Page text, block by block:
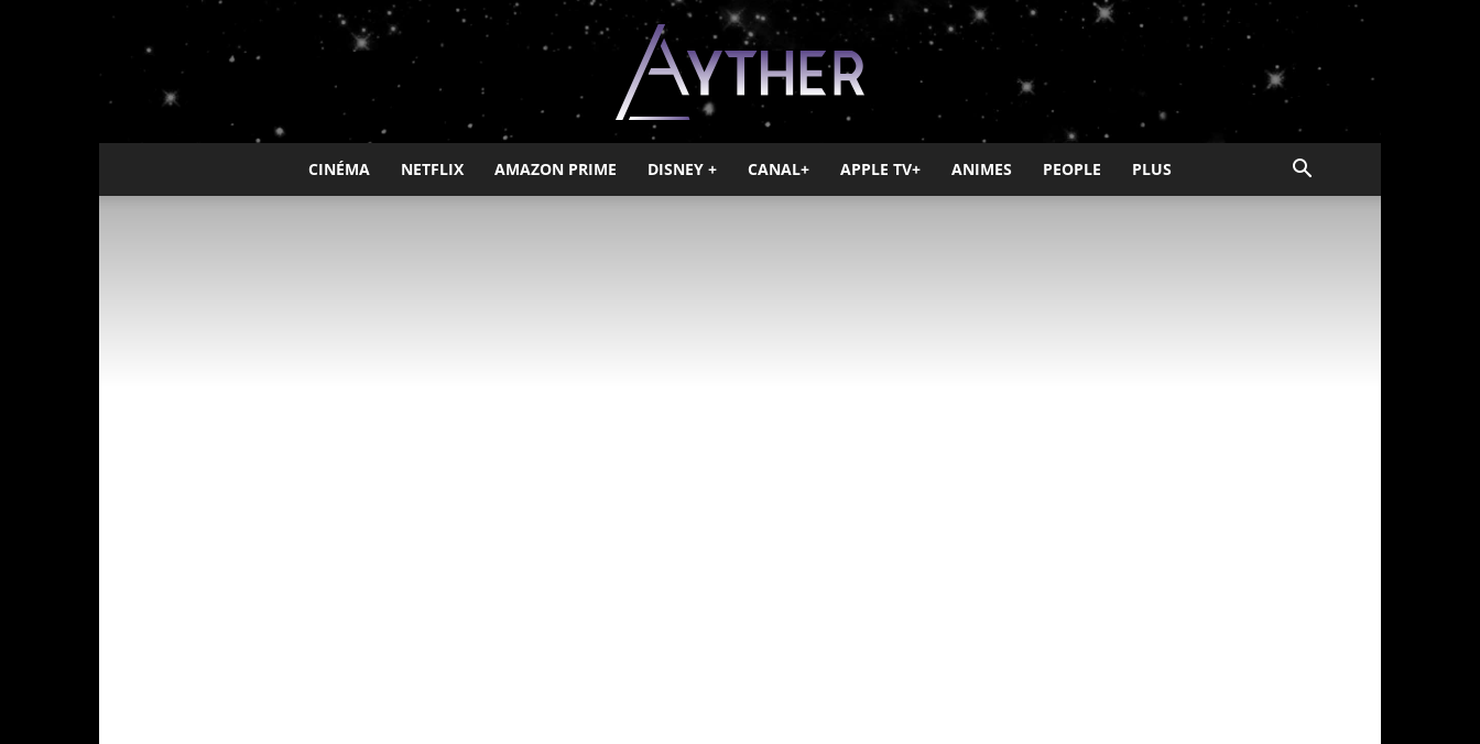
Ayther
CINÉMA NETFLIX AMAZON PRIME DISNEY + CANAL+ APPLE TV+ ANIMES PEOPLE PLUS